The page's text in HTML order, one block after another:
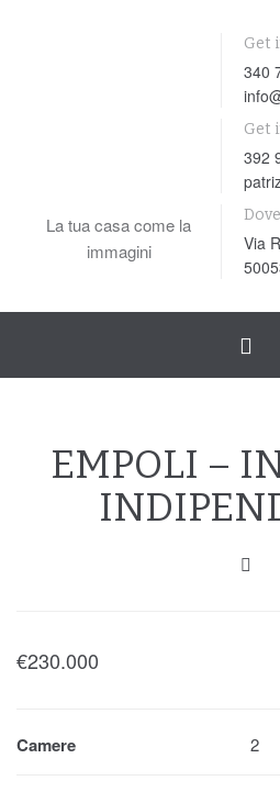
La tua casa come la
immagini
Get
340
Get
392
Via
Toggle
EMPOLI –
€230.000
Camere 2